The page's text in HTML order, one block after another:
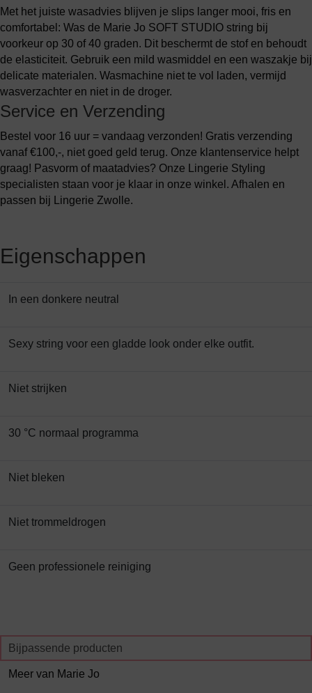
Met het juiste wasadvies blijven je slips langer mooi, fris en
comfortabel: Was de Marie Jo SOFT STUDIO string bij
voorkeur op 30 of 40 graden. Dit beschermt de stof en behoudt
de elasticiteit. Gebruik een mild wasmiddel en een waszakje bij
delicate materialen. Wasmachine niet te vol laden, vermijd
wasverzachter en niet in de droger.
Service en Verzending
Bestel voor 16 uur = vandaag verzonden! Gratis verzending
vanaf €100,-, niet goed geld terug. Onze klantenservice helpt
graag! Pasvorm of maatadvies? Onze Lingerie Styling
specialisten staan voor je klaar in onze winkel. Afhalen en
passen bij Lingerie Zwolle.
Eigenschappen
In een donkere neutral
Sexy string voor een gladde look onder elke outfit.
Niet strijken
30 °C normaal programma
Niet bleken
Niet trommeldrogen
Geen professionele reiniging
Bijpassende producten
Meer van Marie Jo